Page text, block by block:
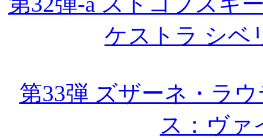
ケストラ シベ
第33弾 ズザーネ・ラ
ス：ヴァ